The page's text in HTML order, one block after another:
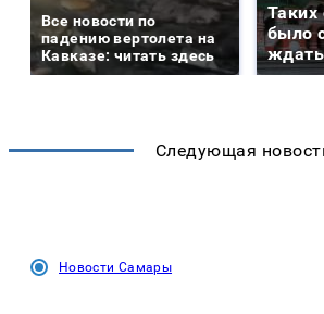
Все новости по
падению вертолета на
Кавказе: читать здесь
Таких
было
Следующая
Новости Самары